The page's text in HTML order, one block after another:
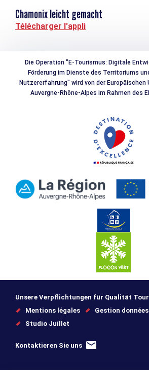
Chamonix leicht gemacht
Télécharger l'appli
Die Operation "E-Tourismus: Digitale
Förderung im Dienste des Territoriums
Nutzererfahrung" wird von der Europäischen
Auvergne-Rhône-Alpes im Rahmen des
Unsere Verpflichtungen für Qualität
Mentions légales
Gestion
Studio Juillet
Kontaktieren Sie uns